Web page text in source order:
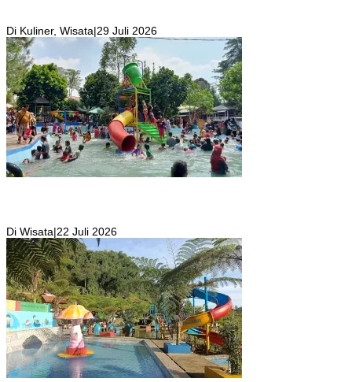
Di Kuliner, Wisata|29 Juli 2026
Di Wisata|22 Juli 2026